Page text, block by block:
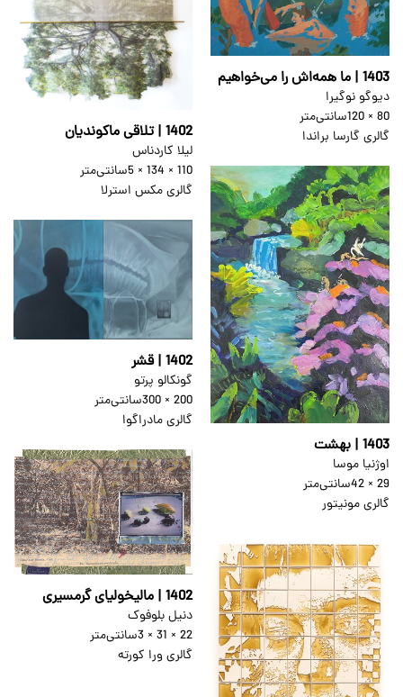
1403 | ما همه‌اش را می‌خواهیم
دیوگو نوگیرا
80 × 120
سانتی‌متر
گالری گارسا براندا
1402 | تلاقی ماکوندیان
لیلا کاردناس
110 × 134 × 5
سانتی‌متر
گالری مکس استرلا
1403 | بهشت
اوژنیا موسا
29 × 42
سانتی‌متر
گالری مونیتور
1402 | قشر
گونکالو پرتو
200 × 300
سانتی‌متر
گالری مادراگوا
1402 | مالیخولیای گرمسیری
دنیل بلوفوک
22 × 31 × 3
سانتی‌متر
گالری ورا کورته